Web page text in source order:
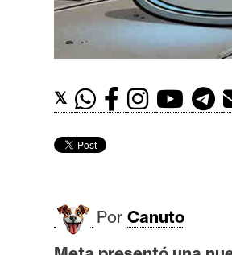
t
h
e
e
m
I
A
𝕏
Por Canuto